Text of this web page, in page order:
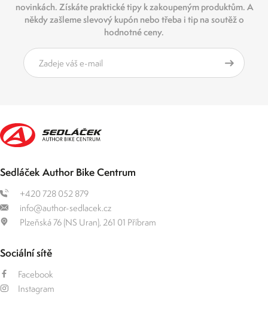
novinkách. Získáte praktické tipy k zakoupeným produktům. A
někdy zašleme slevový kupón nebo třeba i tip na soutěž o
hodnotné ceny.
Sedláček Author Bike Centrum
+420 728 052 879
info@author-sedlacek.cz
Plzeňská 76 (NS Uran), 261 01 Příbram
Sociální sítě
Facebook
Instagram